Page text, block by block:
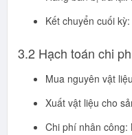
Kết chuyển cuối
3.2 Hạch toán chi
Mua nguyên vật
Xuất vật liệu cho
Chi phí nhân công: